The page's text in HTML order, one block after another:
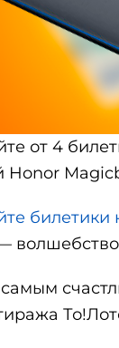
от 4
Honor
билетики
самым